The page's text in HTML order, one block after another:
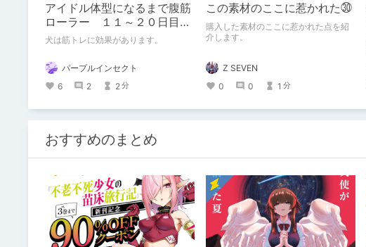
アイドル体型になるまで腹筋
ローラー １１～２０日目の
はずなんだけど犬の話しかし
犬は筋トレに効果があります。
パープルインセクト
6
2 2分
この素材のここに惹かれた㉚
購入した素材のここに惹かれた点を紹
介します。
Z SEVEN
0
0 1 分
おすすめのまとめ